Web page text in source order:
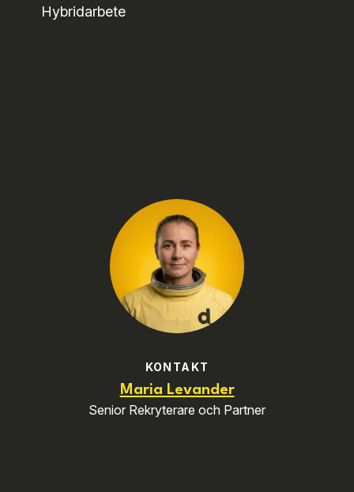
Hybridarbete
KONTAKT
Maria Levander
Senior Rekryterare och Partner